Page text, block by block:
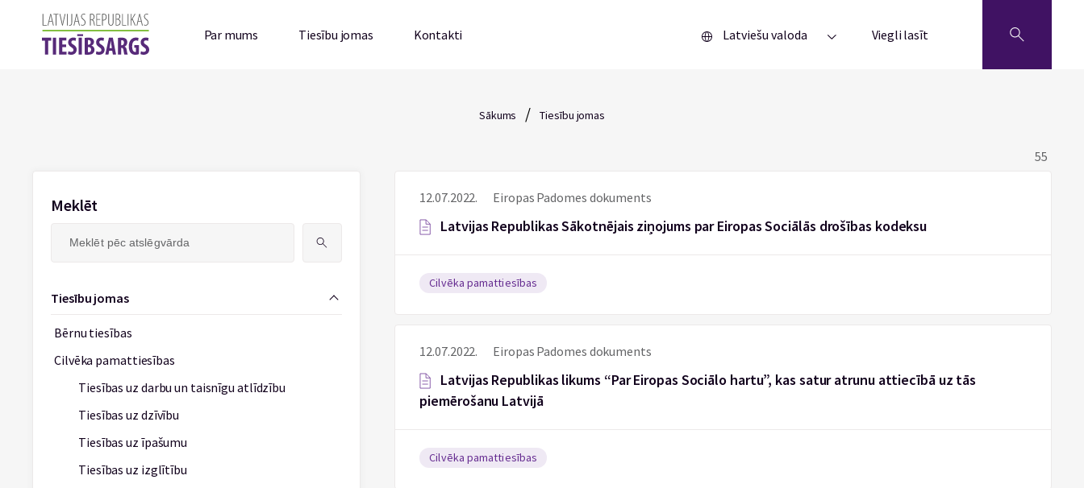
Par mums Tiesību jomas Kontakti Latviešu valoda Viegli lasīt
Sākums / Tiesību jomas
Meklēt
Tiesību jomas
Bērnu tiesības
Cilvēka pamattiesības
Tiesības uz darbu un taisnīgu atlīdzību
Tiesības uz dzīvību
Tiesības uz īpašumu
Tiesības uz izglītību
55
12.07.2022. Eiropas Padomes dokuments
Latvijas Republikas Sākotnējais ziņojums par Eiropas Sociālās drošības kodeksu
Cilvēka pamattiesības
12.07.2022. Eiropas Padomes dokuments
Latvijas Republikas likums “Par Eiropas Sociālo hartu”, kas satur atrunu attiecībā uz tās
piemērošanu Latvijā
Cilvēka pamattiesības